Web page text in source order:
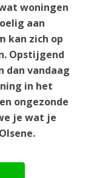
woningen
aan
kan zich op
Opstijgend
dan vandaag
in het
ongezonde
je wat je